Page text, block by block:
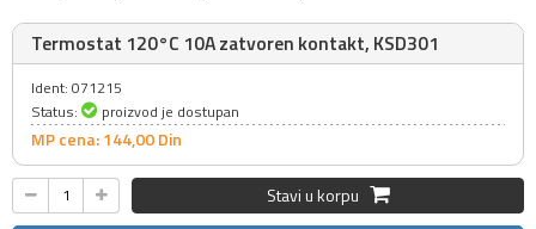
Termostat 120°C 10A zatvoren kontakt, KSD301
Ident: 071215
Status:
proizvod je dostupan
MP cena: 144,00Din
Stavi u korpu